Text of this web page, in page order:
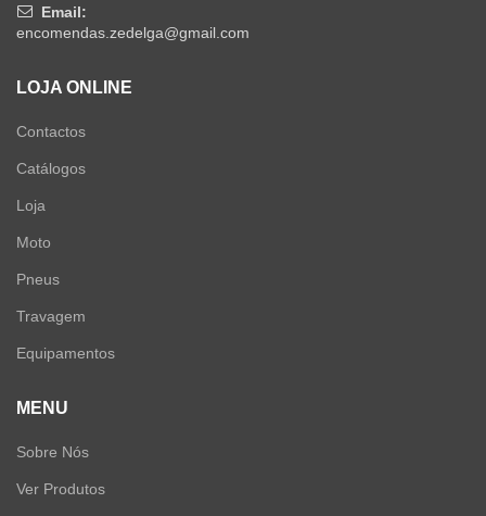
Email:
encomendas.zedelga@gmail.com
LOJA ONLINE
Contactos
Catálogos
Loja
Moto
Pneus
Travagem
Equipamentos
MENU
Sobre Nós
Ver Produtos